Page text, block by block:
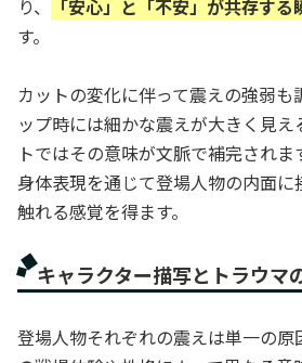
り、
「安心」と「不安」が共存する
す。
カットの変化に伴って震えの強弱も
ップ時には細かな震えが大きく見
トではその意味が文脈で補完され
身体表現を通じて登場人物の内面
触れる感覚を得ます。
キャラクター描写とトラウマ
登場人物それぞれの震えは単一の原